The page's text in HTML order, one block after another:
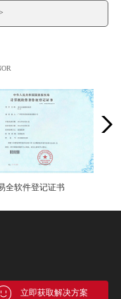
全软件登记证书
立即获取解决方案